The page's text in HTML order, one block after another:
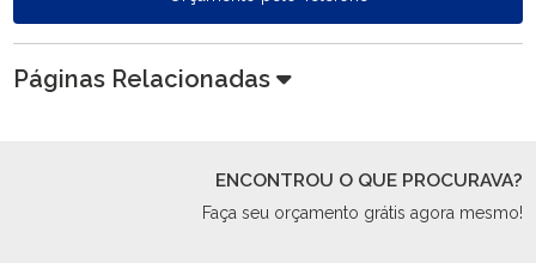
Páginas Relacionadas
ENCONTROU O QUE PROCURAVA?
Faça seu orçamento grátis agora mesmo!